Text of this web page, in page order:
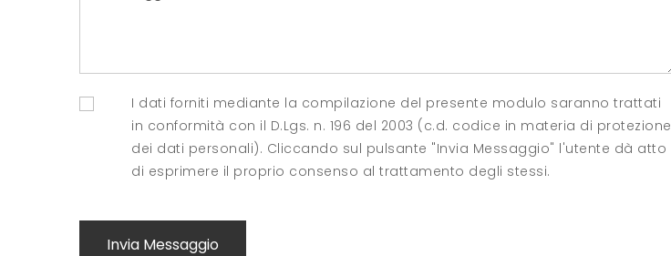
I dati forniti mediante la compilazione del presente modulo saranno trattati
in conformità con il D.Lgs. n. 196 del 2003 (c.d. codice in materia di protezione
dei dati personali). Cliccando sul pulsante "Invia Messaggio" l'utente dà atto
di esprimere il proprio consenso al trattamento degli stessi.
Invia Messaggio